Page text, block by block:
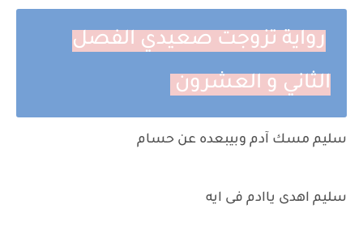
رواية تزوجت صعيدي الفصل
الثاني و العشرون
سليم مسك آدم وبيبعده عن حسام
سليم اهدى ياادم فى ايه